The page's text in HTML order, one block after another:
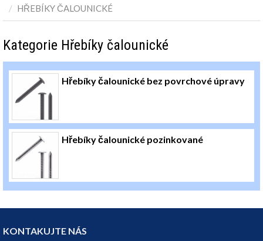
HŘEBÍKY ČALOUNICKÉ
Kategorie Hřebíky čalounické
Hřebíky čalounické bez povrchové úpravy
Hřebíky čalounické pozinkované
KONTAKUJTE NÁS